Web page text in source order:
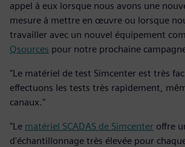
appel à eux lorsque nous avons une
mesure à mettre en œuvre ou lorsque
travailler avec un nouvel équipement
Qsources pour notre prochaine
"Le matériel de test Simcenter est très
effectuons les tests très rapidement,
canaux."
"Le matériel SCADAS de Simcenter offre
d'échantillonnage très élevée pour